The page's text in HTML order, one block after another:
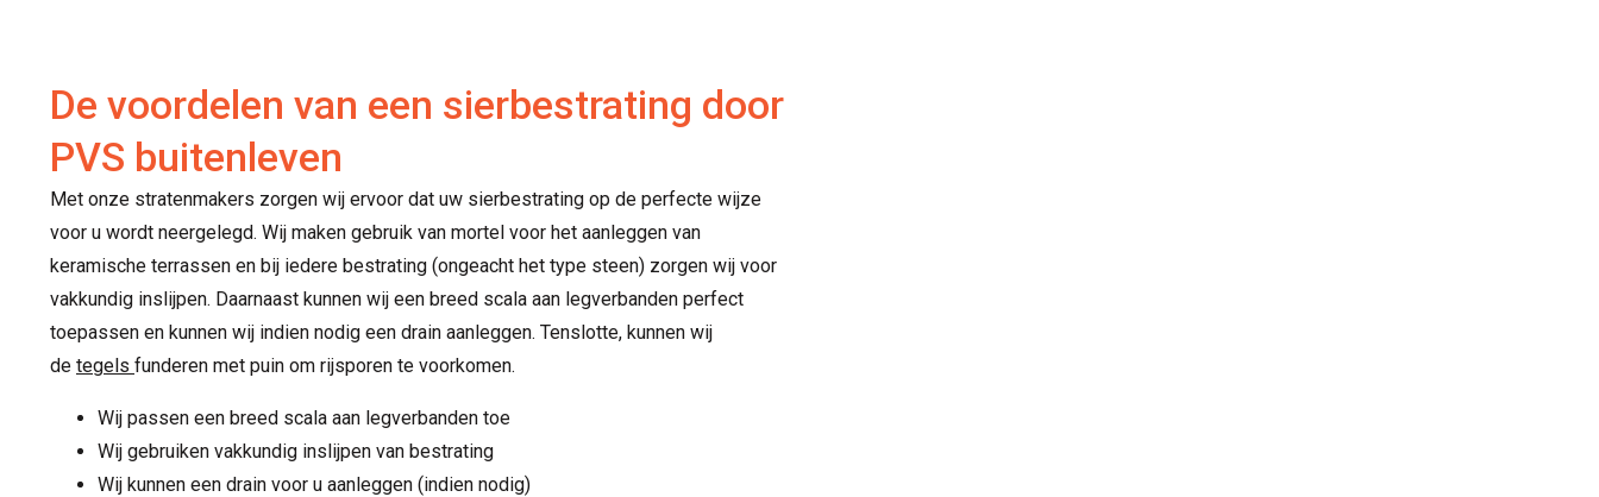
De voordelen van een sierbestrating door
PVS buitenleven
Met onze stratenmakers zorgen wij ervoor dat uw sierbestrating op de perfecte wijze
voor u wordt neergelegd. Wij maken gebruik van mortel voor het aanleggen van
keramische terrassen en bij iedere bestrating (ongeacht het type steen) zorgen wij voor
vakkundig inslijpen. Daarnaast kunnen wij een breed scala aan legverbanden perfect
toepassen en kunnen wij indien nodig een drain aanleggen. Tenslotte, kunnen wij
de tegels funderen met puin om rijsporen te voorkomen.
Wij passen een breed scala aan legverbanden toe
Wij gebruiken vakkundig inslijpen van bestrating
Wij kunnen een drain voor u aanleggen (indien nodig)